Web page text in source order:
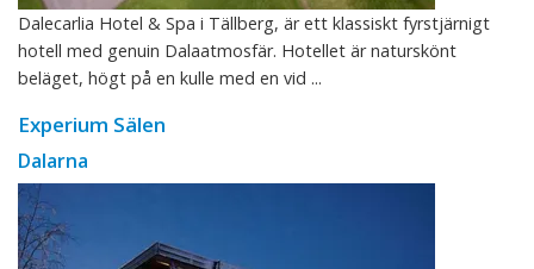
Dalecarlia Hotel & Spa i Tällberg, är ett klassiskt fyrstjärnigt
hotell med genuin Dalaatmosfär. Hotellet är naturskönt
beläget, högt på en kulle med en vid ...
Experium Sälen
Dalarna